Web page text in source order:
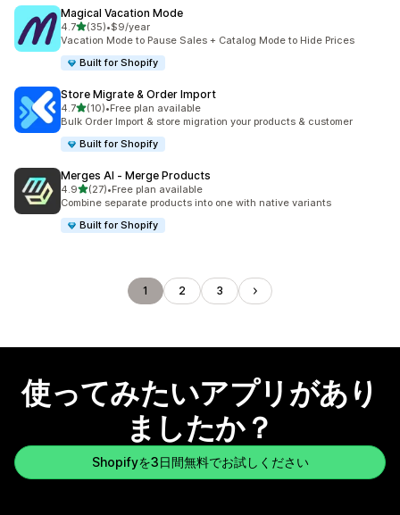
Magical Vacation Mode
4.75つ星中
(35)
合計レビュー数：35件
•$9/year
Vacation Mode to Pause Sales + Catalog Mode to Hide Prices
Built for Shopify
Store Migrate & Order Import
4.75つ星中
(10)
合計レビュー数：10件
•Free plan available
Bulk Order Import & store migration your products & customer
Built for Shopify
Merges AI ‑ Merge Products
4.95つ星中
(27)
合計レビュー数：27件
•Free plan available
Combine separate products into one with native variants
Built for Shopify
1 2 3
使ってみたいアプリがあり
ましたか？
Shopifyを3日間無料でお試しください